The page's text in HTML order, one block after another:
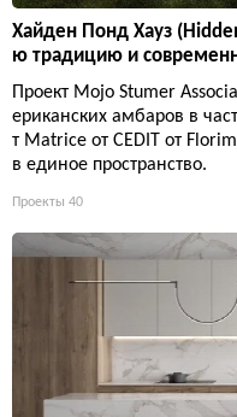
Хайден Понд Хауз
ю традицию и
Проект Mojo Stumer
ериканских амбаров в
т Matrice от CEDIT от
в единое пространство.
Проекты 40